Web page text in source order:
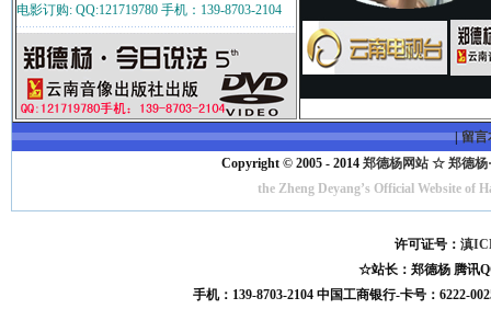
电影订购: QQ:121719780 手机：139-8703-2104
|留言
Copyright © 2005 - 2014 郑德杨网站 ☆ 郑德杨
the Zheng Deyang’s Official Website
许可证号：滇
☆站长：郑德杨 腾讯
手机：139-8703-2104 中国工商银行-卡号：6222-